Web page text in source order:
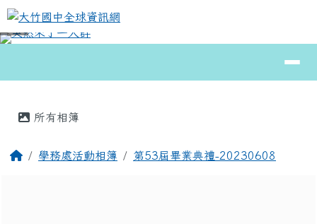
跳至主內容區
大竹國中全球資訊網
⏸
所有相簿
回首頁學務處活動相簿 第53屆畢業典禮-20230608